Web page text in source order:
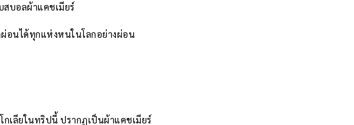
บอลผ้าแคชเมียร์
ผ่อนได้ทุกแห่งหนในโลกอย่างผ่อน
กเลียในทริปนี้ ปรากฏเป็นผ้าแคชเมียร์